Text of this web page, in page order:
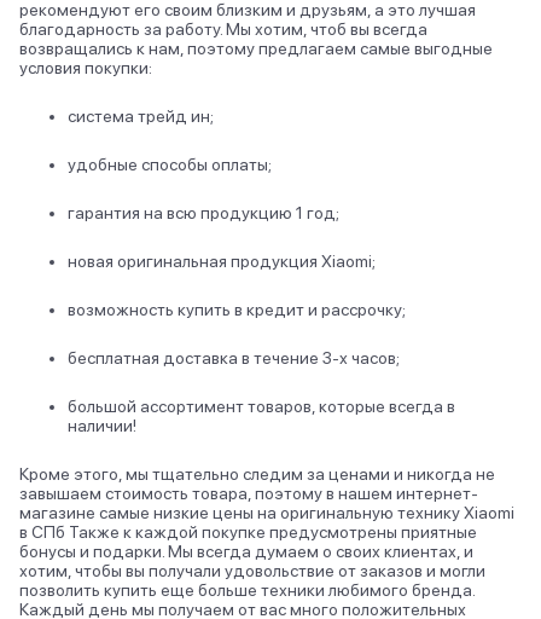
рекомендуют его своим близким и друзьям, а это лучшая
благодарность за работу. Мы хотим, чтоб вы всегда
возвращались к нам, поэтому предлагаем самые выгодные
условия покупки:
система трейд ин;
удобные способы оплаты;
гарантия на всю продукцию 1 год;
новая оригинальная продукция Xiaomi;
возможность купить в кредит и рассрочку;
бесплатная доставка в течение 3-х часов;
большой ассортимент товаров, которые всегда в
наличии!
Кроме этого, мы тщательно следим за ценами и никогда не
завышаем стоимость товара, поэтому в нашем интернет-
магазине самые низкие цены на оригинальную технику Xiaomi
в СПб Также к каждой покупке предусмотрены приятные
бонусы и подарки. Мы всегда думаем о своих клиентах, и
хотим, чтобы вы получали удовольствие от заказов и могли
позволить купить еще больше техники любимого бренда.
Каждый день мы получаем от вас много положительных